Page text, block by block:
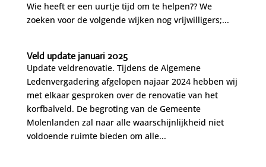
Wie heeft er een uurtje tijd om te helpen?? We
zoeken voor de volgende wijken nog vrijwilligers;...
Veld update januari 2025
Update veldrenovatie. Tijdens de Algemene
Ledenvergadering afgelopen najaar 2024 hebben wij
met elkaar gesproken over de renovatie van het
korfbalveld. De begroting van de Gemeente
Molenlanden zal naar alle waarschijnlijkheid niet
voldoende ruimte bieden om alle...